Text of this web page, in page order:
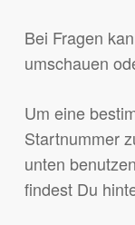
Bei Fragen
umschauen
Um eine
Startnummer
unten
findest Du